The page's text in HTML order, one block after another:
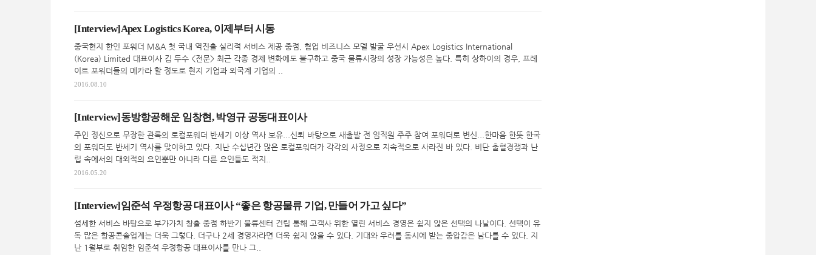
[Interview]Apex Logistics Korea, 이제부터 시동
중국현지 한인 포워더 M&A 첫 국내 역진출 실리적 서비스 제공 중점, 협업 비즈니스 모델 발굴 우선시 Apex Logistics International
(Korea) Limited 대표이사 김 두수 <전문> 최근 각종 경제 변화에도 불구하고 중국 물류시장의 성장 가능성은 높다. 특히 상하이의 경우, 프레
이트 포워더들의 메카라 할 정도로 현지 기업과 외국계 기업의 ..
2016.08.10
[Interview]동방항공해운 임창현, 박영규 공동대표이사
주인 정신으로 무장한 관록의 로컬포워더 반세기 이상 역사 보유...신뢰 바탕으로 새출발 전 임직원 주주 참여 포워더로 변신...한마음 한뜻 한국
의 포워더도 반세기 역사를 맞이하고 있다. 지난 수십년간 많은 로컬포워더가 각각의 사정으로 지속적으로 사라진 바 있다. 비단 출혈경쟁과 난
립 속에서의 대외적의 요인뿐만 아니라 다른 요인들도 적지..
2016.05.20
[Interview]임준석 우정항공 대표이사 “좋은 항공물류 기업, 만들어 가고 싶다”
섬세한 서비스 바탕으로 부가가치 창출 중점 하반기 물류센터 건립 통해 고객사 위한 열린 서비스 경영은 쉽지 않은 선택의 나날이다. 선택이 유
독 많은 항공콘솔업계는 더욱 그렇다. 더구나 2세 경영자라면 더욱 쉽지 않을 수 있다. 기대와 우려를 동시에 받는 중압감은 남다를 수 있다. 지
난 1월부로 취임한 임준석 우정항공 대표이사를 만나 그..